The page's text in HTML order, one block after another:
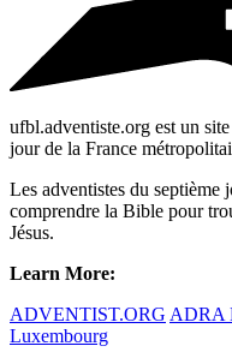
ufbl.adventiste.org est un
jour de la France
Les adventistes du septième
comprendre la Bible pour
Jésus.
Learn More:
ADVENTIST.ORG ADRA
Luxembourg